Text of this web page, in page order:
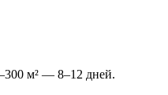
м² — 8–12 дней.